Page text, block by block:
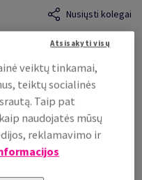
Nusiųsti kolegai
Kiekių palyginimas
veiktų tinkamai,
teiktų socialinės
Taip pat
naudojatės mūsų
reklamavimo ir
Atsisakyti visų